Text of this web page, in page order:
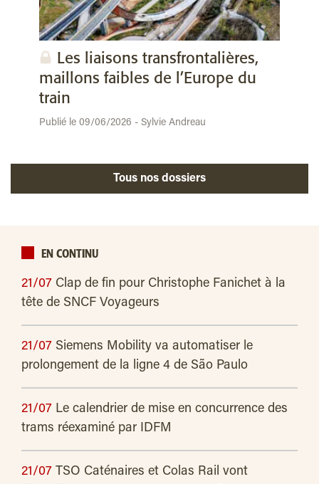
Les liaisons transfrontalières,
maillons faibles de l’Europe du
train
Publié le 09/06/2026 - Sylvie Andreau
Tous nos dossiers
EN CONTINU
21/07 Clap de fin pour Christophe Fanichet à la
tête de SNCF Voyageurs
21/07 Siemens Mobility va automatiser le
prolongement de la ligne 4 de São Paulo
21/07 Le calendrier de mise en concurrence des
trams réexaminé par IDFM
21/07 TSO Caténaires et Colas Rail vont